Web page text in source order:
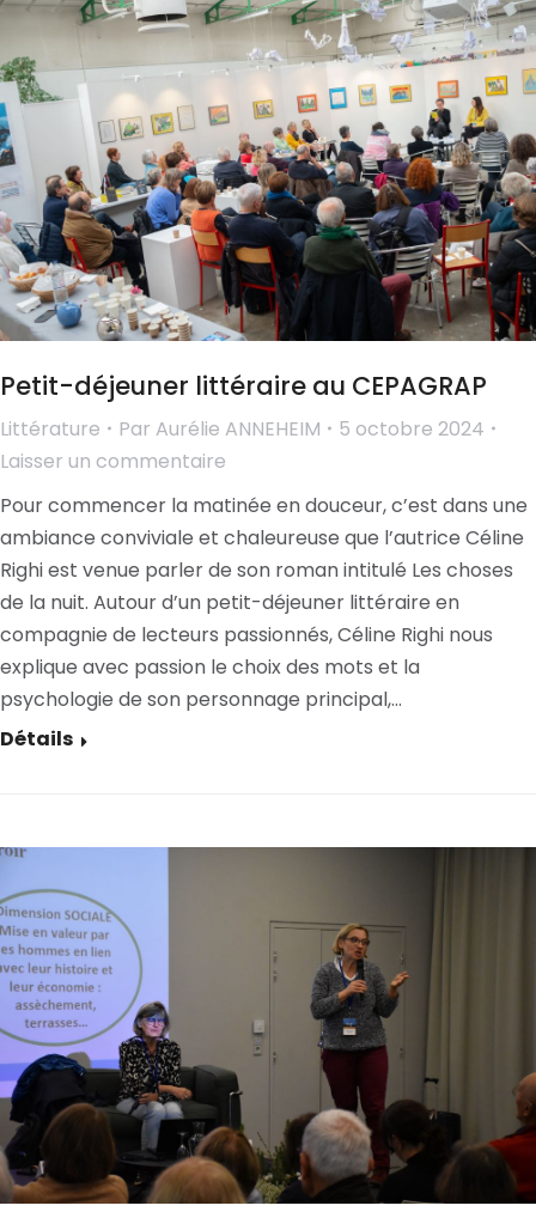
Petit-déjeuner littéraire au CEPAGRAP
Littérature Par Aurélie ANNEHEIM
5 octobre 2024
Laisser un commentaire
Pour commencer la matinée en douceur, c’est dans une
ambiance conviviale et chaleureuse que l’autrice Céline
Righi est venue parler de son roman intitulé Les choses
de la nuit. Autour d’un petit-déjeuner littéraire en
compagnie de lecteurs passionnés, Céline Righi nous
explique avec passion le choix des mots et la
psychologie de son personnage principal,…
Détails